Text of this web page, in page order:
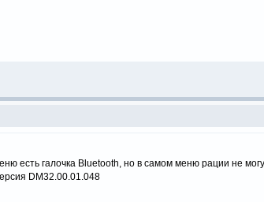
есть галочка Bluetooth, но в самом меню рации не
DM32.00.01.048